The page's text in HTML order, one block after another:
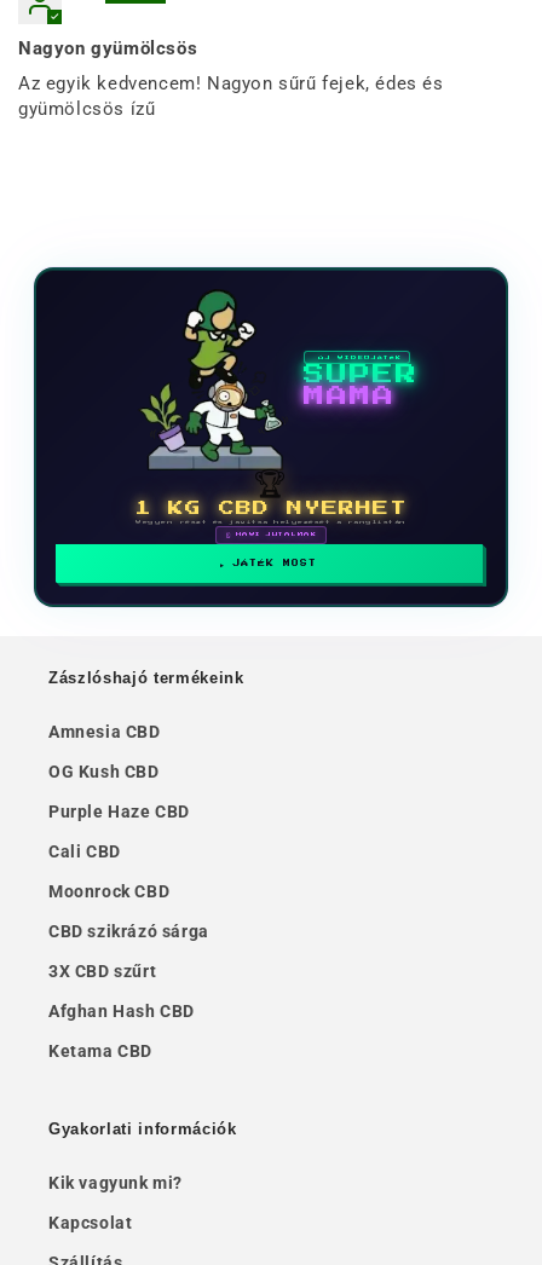
Nagyon gyümölcsös
Az egyik kedvencem! Nagyon sűrű fejek, édes és
gyümölcsös ízű
ÚJ VIDEOJÁTÉK
SUPER
MAMA
🏆
1 KG CBD NYERHET
Vegyen részt és javítsa helyezését a ranglistán
🗓 HAVI JUTALMAK
JÁTÉK MOST
Zászlóshajó termékeink
Amnesia CBD
OG Kush CBD
Purple Haze CBD
Cali CBD
Moonrock CBD
CBD szikrázó sárga
3X CBD szűrt
Afghan Hash CBD
Ketama CBD
Gyakorlati információk
Kik vagyunk mi?
Kapcsolat